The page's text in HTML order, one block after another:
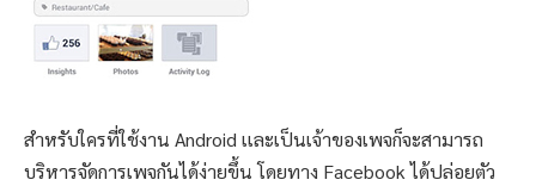
สำหรับใครที่ใช้งาน Android เเละเป็นเจ้าของเพจก็จะสามารถ
บริหารจัดการเพจกันได้ง่ายขึ้น โดยทาง Facebook ได้ปล่อยตัว